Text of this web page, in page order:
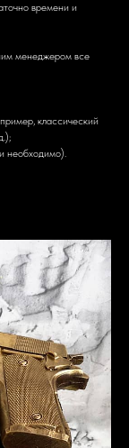
времени и
менеджером все
классический
необходимо).